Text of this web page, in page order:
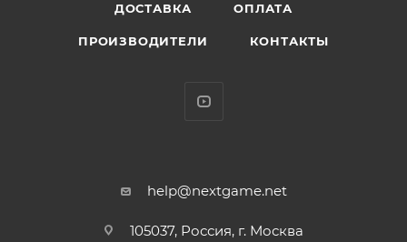
новые песни в Вашу Караоке-библиотеку.
American Idol.
ДОСТАВКА ОПЛАТА
ПРОИЗВОДИТЕЛИ КОНТАКТЫ
help@nextgame.net
105037, Россия, г. Москва